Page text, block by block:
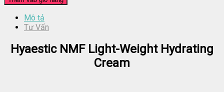
Mô tả
Tư Vấn
Hyaestic NMF Light-Weight Hydrating
Cream